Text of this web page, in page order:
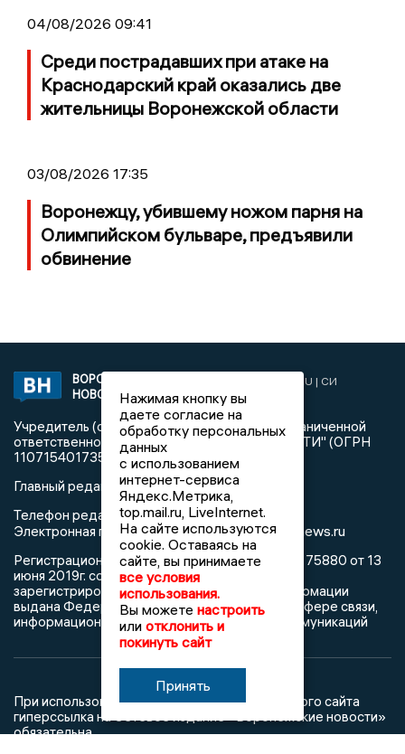
04/08/2026 09:41
Среди пострадавших при атаке на
Краснодарский край оказались две
жительницы Воронежской области
03/08/2026 17:35
Воронежцу, убившему ножом парня на
Олимпийском бульваре, предъявили
обвинение
ВОРОНЕЖСКИЕ
НОВОСТИ
2019 © VORONEZHNEWS.RU | СИ
«Воронежские новости»
Учредитель (соучредители): Общество с ограниченной
ответственностью "РЕГИОНАЛЬНЫЕ НОВОСТИ" (ОГРН
1107154017354)
Главный редактор: Пирогов А.А.
Телефон редакции: +7 (473) 262 77 92
Электронная почта редакции:info@voronezhnews.ru
Регистрационный номер: серия Эл № ФС 77 - 75880 от 13
июня 2019г. согласно выписке из реестра
зарегистрированных средств массовой информации
выдана Федеральной службой по надзору в сфере связи,
информационных технологий и массовых коммуникаций
При использовании любого материала с данного сайта
гиперссылка на Сетевое издание «Воронежские новости»
обязательна.
Нажимая кнопку вы
даете согласие на
обработку персональных
данных
с использованием
интернет-сервиса
Яндекс.Метрика,
top.mail.ru, LiveInternet.
На сайте используются
cookie. Оставаясь на
сайте, вы принимаете
все условия
использования.
Вы можете настроить
или отклонить и
покинуть сайт
Принять